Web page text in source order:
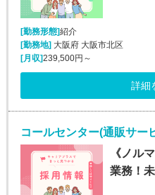
[勤務形態]紹介
[勤務地] 大阪府 大阪市北区
[月収]239,500円～
詳細
《ノル
業務！